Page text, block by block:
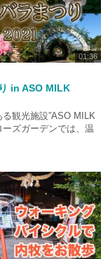
01:36
in ASO MILK
観光施設”ASO MILK
ーズガーデンでは、温